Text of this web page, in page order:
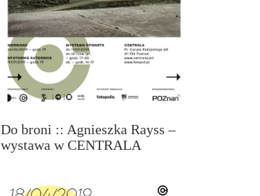
Do broni :: Agnieszka Rayss –
wystawa w CENTRALA